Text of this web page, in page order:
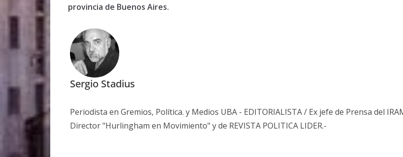
provincia de Buenos Aires.
Sergio Stadius
Periodista en Gremios, Política. y Medios UBA - EDITORIALISTA / Ex jefe de Prensa del
Director "Hurlingham en Movimiento" y de REVISTA POLITICA LIDER.-